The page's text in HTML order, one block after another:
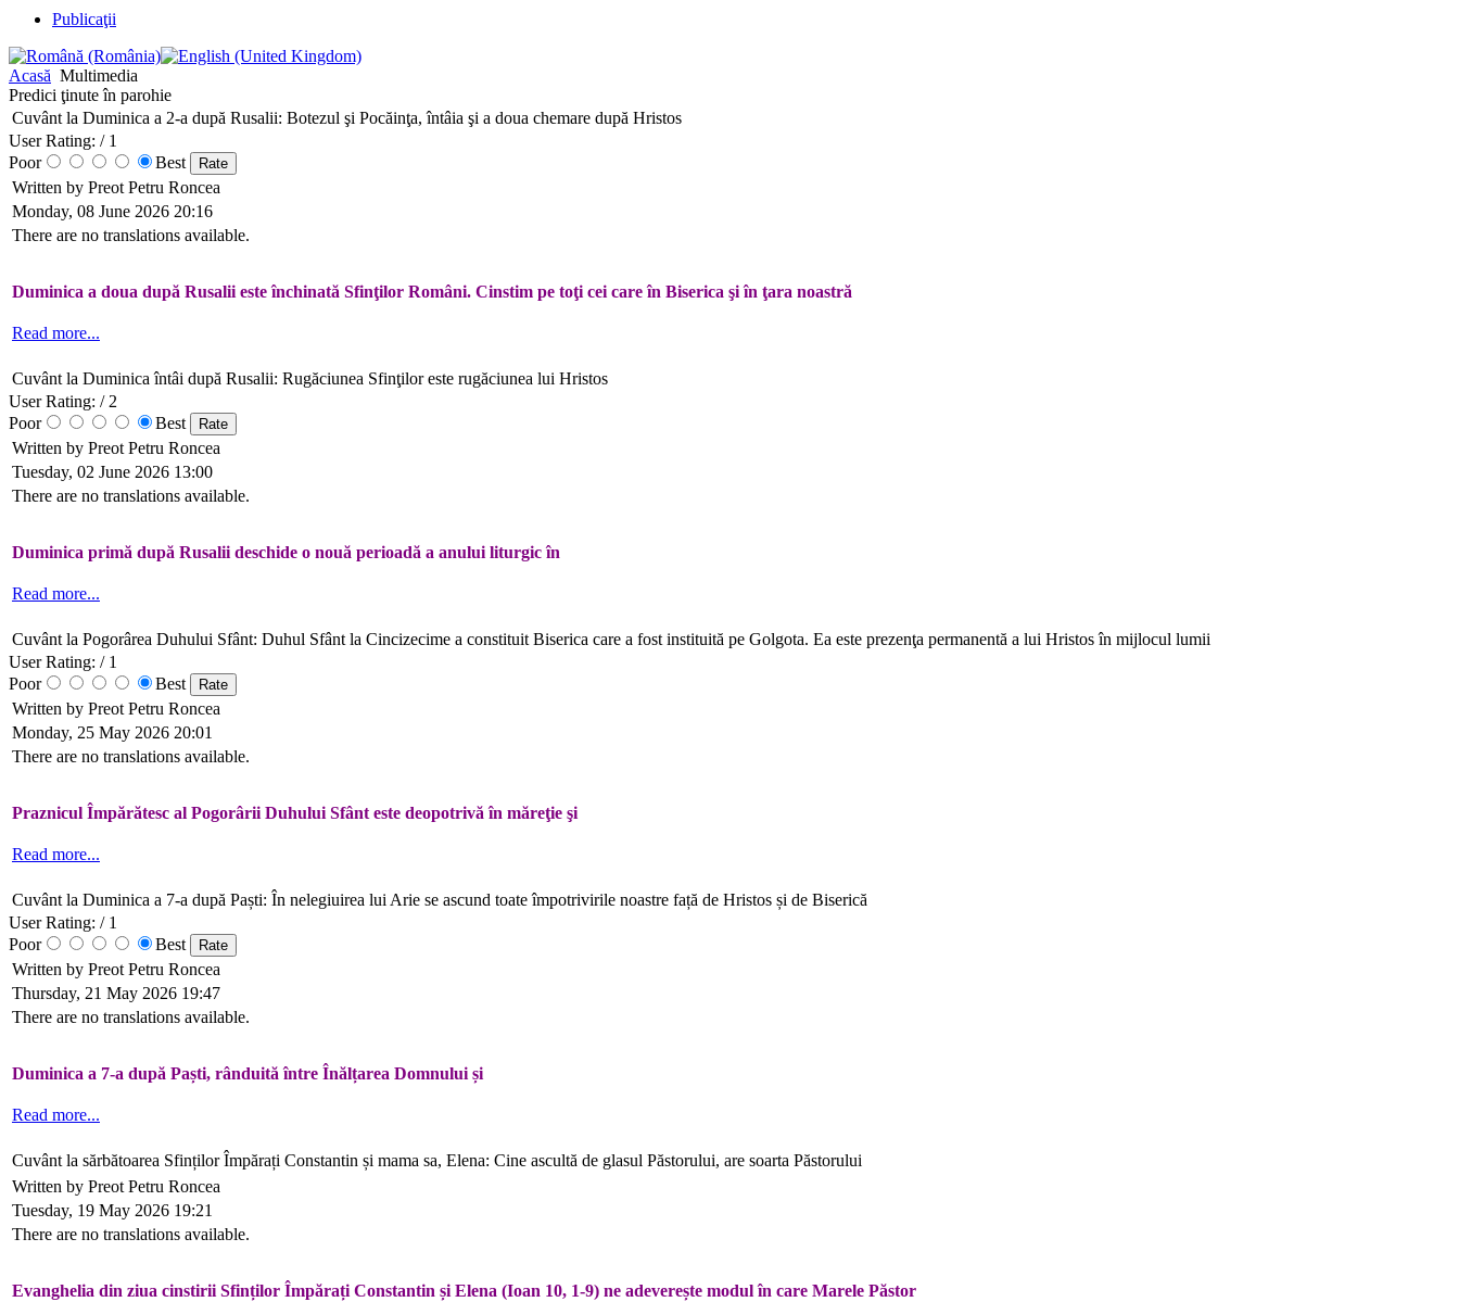
Publicaţii
Acasă Multimedia
Predici ţinute în parohie
Cuvânt la Duminica a 2-a după Rusalii: Botezul şi Pocăinţa, întâia şi a doua chemare după Hristos
User Rating: / 1
Poor
Best
Written by Preot Petru Roncea
Monday, 08 June 2026 20:16
There are no translations available.
Duminica a doua după Rusalii este închinată Sfinţilor Români. Cinstim pe toţi cei care în Biserica şi în ţara noastră
Read more...
Cuvânt la Duminica întâi după Rusalii: Rugăciunea Sfinţilor este rugăciunea lui Hristos
User Rating: / 2
Poor
Best
Written by Preot Petru Roncea
Tuesday, 02 June 2026 13:00
There are no translations available.
Duminica primă după Rusalii deschide o nouă perioadă a anului liturgic în
Read more...
Cuvânt la Pogorârea Duhului Sfânt: Duhul Sfânt la Cincizecime a constituit Biserica care a fost instituită pe Golgota. Ea este prezenţa permanentă a lui Hristos în mijlocul lumii
User Rating: / 1
Poor
Best
Written by Preot Petru Roncea
Monday, 25 May 2026 20:01
There are no translations available.
Praznicul Împărătesc al Pogorârii Duhului Sfânt este deopotrivă în măreţie şi
Read more...
Cuvânt la Duminica a 7-a după Paști: În nelegiuirea lui Arie se ascund toate împotrivirile noastre față de Hristos și de Biserică
User Rating: / 1
Poor
Best
Written by Preot Petru Roncea
Thursday, 21 May 2026 19:47
There are no translations available.
Duminica a 7-a după Paști, rânduită între Înălțarea Domnului și
Read more...
Cuvânt la sărbătoarea Sfinților Împărați Constantin și mama sa, Elena: Cine ascultă de glasul Păstorului, are soarta Păstorului
Written by Preot Petru Roncea
Tuesday, 19 May 2026 19:21
There are no translations available.
Evanghelia din ziua cinstirii Sfinților Împărați Constantin și Elena (Ioan 10, 1-9) ne adeverește modul în care Marele Păstor